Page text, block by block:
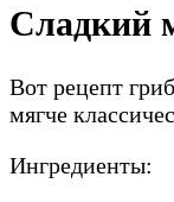
Сладкий
Вот рецепт
мягче
Ингредиенты: